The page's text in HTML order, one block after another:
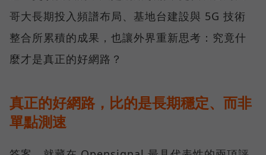
哥大長期投入頻譜布局、基地台建設與 5G 技術
整合所累積的成果，也讓外界重新思考：究竟什
麼才是真正的好網路？
真正的好網路，比的是長期穩定、而非
單點測速